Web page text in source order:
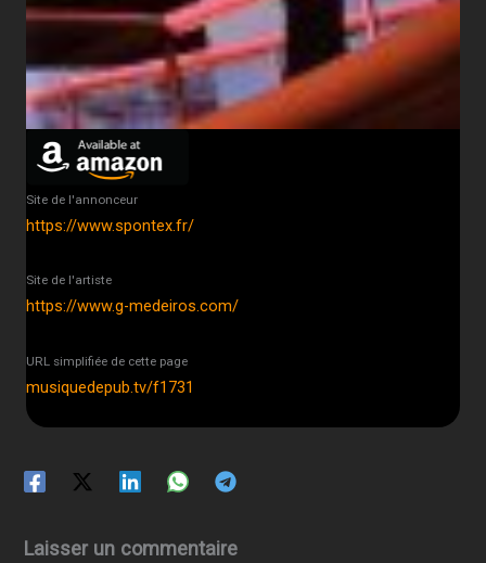
Site de l'annonceur
https://www.spontex.fr/
Site de l'artiste
https://www.g-medeiros.com/
URL simplifiée de cette page
musiquedepub.tv/f1731
Laisser un commentaire